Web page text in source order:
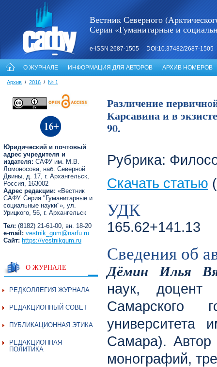
Вестник Северного
Серия «Гуманитарные и
e-ISSN 2687-1505 DOI:10.37482/2687-1505
О ЖУРНАЛЕ ИНФОРМАЦИЯ ДЛЯ АВТОРОВ АРХИВ НОМЕРОВ
Архив / 2016 / № 1
Юридический и почтовый
адрес учредителя и
издателя: САФУ им. М.В.
Ломоносова, наб. Северной
Двины, д. 17, г. Архангельск,
Россия, 163002
Адрес редакции: «Вестник
САФУ. Серия "Гуманитарные и
социальные науки"», ул.
Урицкого, 56, г. Архангельск
Тел: (8182) 21-61-00, вн. 18-20
e-mail: vestnik_gum@narfu.ru
Сайт: https://vestnikgum.ru
О ЖУРНАЛЕ
РЕДКОЛЛЕГИЯ ЖУРНАЛА
РЕДАКЦИОННЫЙ СОВЕТ
ПУБЛИКАЦИОННАЯ ЭТИКА
РЕДАКЦИОННАЯ
ПОЛИТИКА
Различение
Карсавина и в
90.
Рубрика:
Скачать статью
УДК
165.62+141.13
Сведения об
Дёмин Илья
наук,
Самарского
университета
Самара). Автор
монографий,